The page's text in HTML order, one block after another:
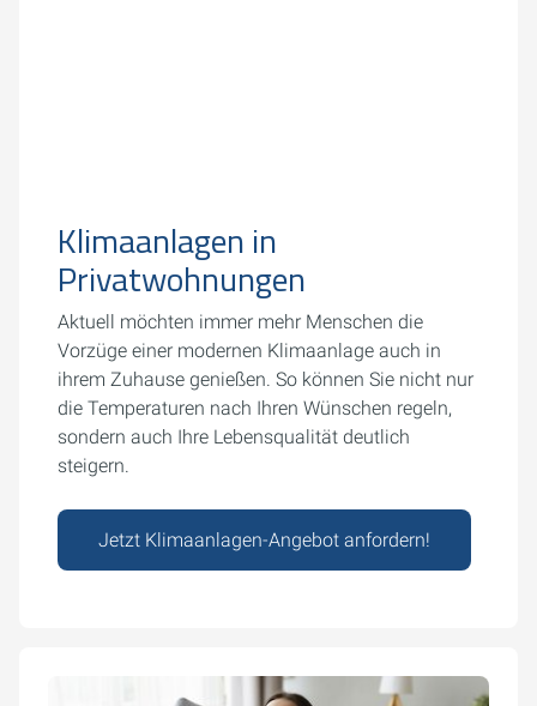
Klimaanlagen in
Privatwohnungen
Aktuell möchten immer mehr Menschen die
Vorzüge einer modernen Klimaanlage auch in
ihrem Zuhause genießen. So können Sie nicht nur
die Temperaturen nach Ihren Wünschen regeln,
sondern auch Ihre Lebensqualität deutlich
steigern.
Jetzt Klimaanlagen-Angebot anfordern!